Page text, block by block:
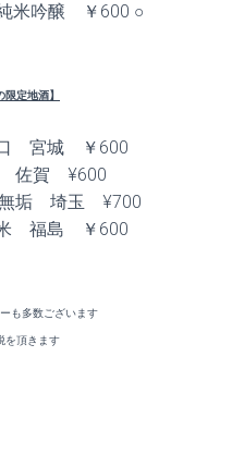
米吟醸 ￥600 ○
限定地酒】
宮城 ￥600
佐賀 ¥600
無垢 埼玉 ¥700
福島 ￥600
も多数ございます
を頂きます